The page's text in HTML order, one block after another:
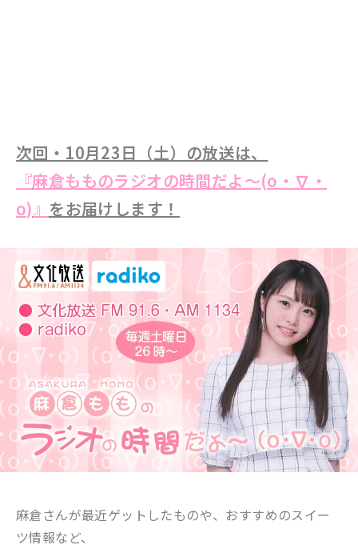
次回・10月23日（土）の放送は、
『麻倉もものラジオの時間だよ～(o・∇・
o)』 をお届けします！
麻倉さんが最近ゲットしたものや、おすすめのスイー
ツ情報など、